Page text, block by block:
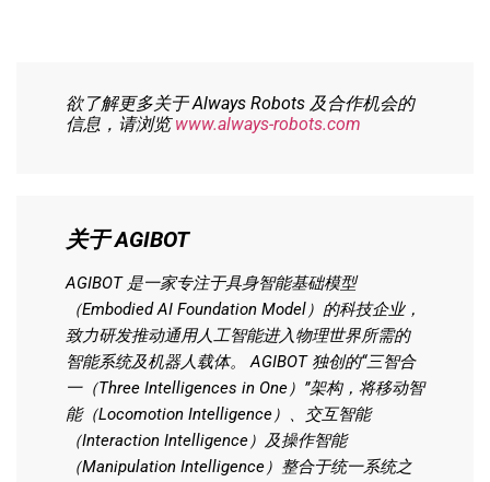
欲了解更多关于 Always Robots 及合作机会的
信息，请浏览www.always-robots.com
关于 AGIBOT
AGIBOT 是一家专注于具身智能基础模型
（Embodied AI Foundation Model）的科技企业，
致力研发推动通用人工智能进入物理世界所需的
智能系统及机器人载体。AGIBOT 独创的“三智合
一（Three Intelligences in One）”架构，将移动智
能（Locomotion Intelligence）、交互智能
（Interaction Intelligence）及操作智能
（Manipulation Intelligence）整合于统一系统之